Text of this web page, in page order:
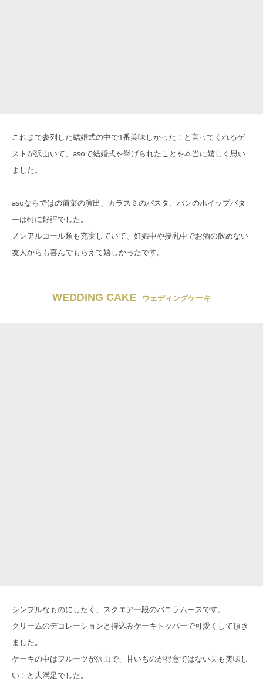
これまで参列した結婚式の中で1番美味しかった！と言ってくれるゲ
ストが沢山いて、asoで結婚式を挙げられたことを本当に嬉しく思い
ました。
asoならではの前菜の演出、カラスミのパスタ、パンのホイップバタ
ーは特に好評でした。
ノンアルコール類も充実していて、妊娠中や授乳中でお酒の飲めない
友人からも喜んでもらえて嬉しかったです。
WEDDING CAKE ウェディングケーキ
シンプルなものにしたく、スクエア一段のバニラムースです。
クリームのデコレーションと持込みケーキトッパーで可愛くして頂き
ました。
ケーキの中はフルーツが沢山で、甘いものが得意ではない夫も美味し
い！と大満足でした。